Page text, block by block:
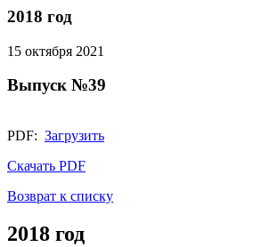
2018 год
15 октября 2021
Выпуск №39
PDF: Загрузить
Скачать PDF
Возврат к списку
2018 год